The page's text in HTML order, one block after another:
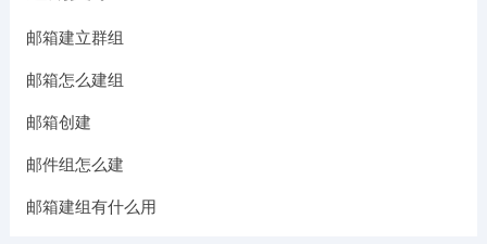
邮箱建立群组
邮箱怎么建组
邮箱创建
邮件组怎么建
邮箱建组有什么用